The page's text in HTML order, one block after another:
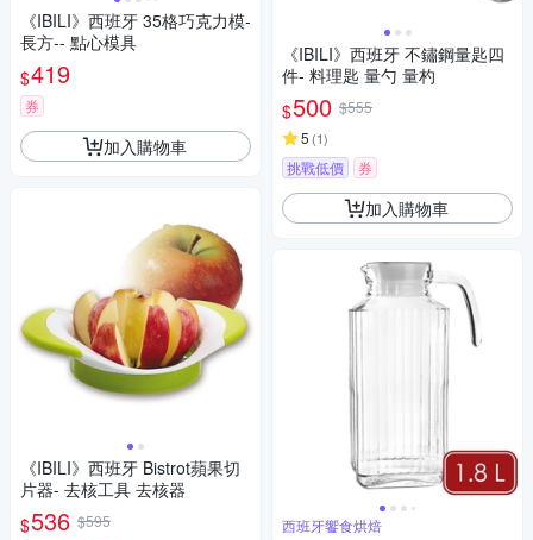
《IBILI》西班牙 35格巧克力模-
長方-- 點心模具
$419
券
加入購物車
《IBILI》西班牙 Bistrot蘋果切
片器- 去核工具 去核器
$536 $595
《IBILI》西班牙 不鏽鋼量匙四
件- 料理匙 量勺 量杓
$500 $555
5 (1)
挑戰低價 券
加入購物車
西班牙饗食烘焙